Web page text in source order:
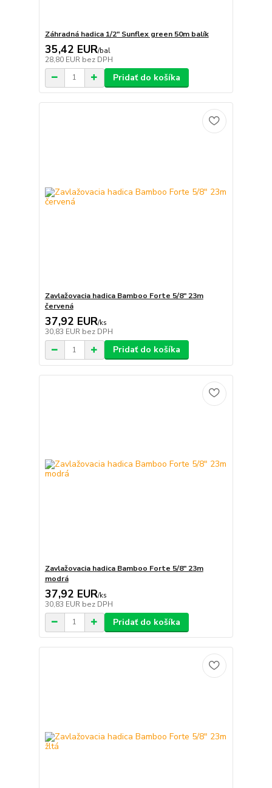
Záhradná hadica 1/2" Sunflex green 50m balík
35,42 EUR/bal
28,80 EUR bez DPH
Pridať do košíka
Zavlažovacia hadica Bamboo Forte 5/8" 23m
červená
37,92 EUR/ks
30,83 EUR bez DPH
Pridať do košíka
Zavlažovacia hadica Bamboo Forte 5/8" 23m
modrá
37,92 EUR/ks
30,83 EUR bez DPH
Pridať do košíka